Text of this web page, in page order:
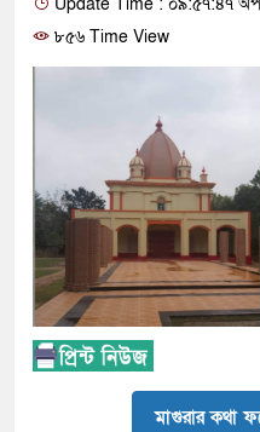
৮৫৬ Time View
মাগুরার কথা